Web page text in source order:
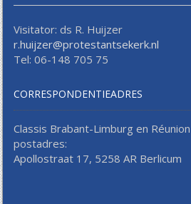
Visitator: ds R. Huijzer
r.huijzer@protestantsekerk.nl
Tel: 06-148 705 75
CORRESPONDENTIEADRES
Classis Brabant-Limburg en
postadres:
Apollostraat 17, 5258 AR Berlicum